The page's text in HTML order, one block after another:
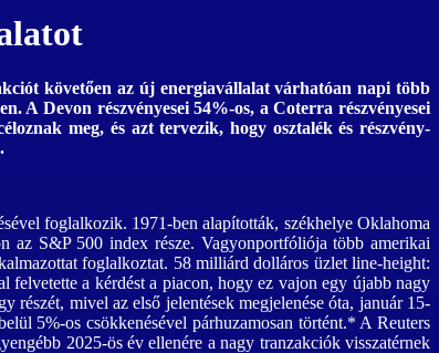
követően az új energiavállalat várhatóan napi több
A Devon részvényesei 54%-os, a Coterra részvényesei
meg, és azt tervezik, hogy osztalék és részvény-
foglalkozik. 1971-ben alapították, székhelye Oklahoma
az S&P 500 index része. Vagyonportfóliója több amerikai
foglalkoztat. 58 milliárd dolláros üzlet line-height:
felvetette a kérdést a piacon, hogy ez vajon egy újabb nagy
részét, mivel az első jelentések megjelenése óta, január 15-
5%-os csökkenésével párhuzamosan történt.* A Reuters
2025-ös év ellenére a nagy tranzakciók visszatérnek